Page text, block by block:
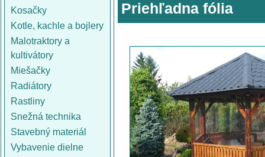
Kosačky
Kotle, kachle a bojlery
Malotraktory a
kultivátory
Miešačky
Radiátory
Rastliny
Snežná technika
Stavebný materiál
Vybavenie dielne
Priehľadna fólia